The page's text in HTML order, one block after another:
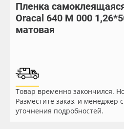
Каталог
Orafol
Доставка
Оплата
Весь каталог
Рулонные материалы
Листовые материалы
Чернила
Пленка
Oracal 640 M 000
матовая
Товар временно закончился.
Разместите заказ, и менеджер
уточнения подробностей.